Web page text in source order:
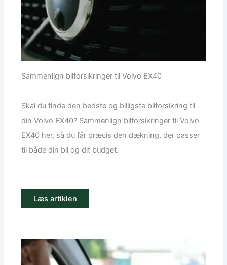
Sammenlign bilforsikringer til Volvo EX40
Skal du finde den bedste og billigste bilforsikring til
din Volvo EX40? Sammenlign bilforsikringer til Volvo
EX40 her, så du får præcis den dækning, der passer
til både din bil og dit budget.
Læs artiklen